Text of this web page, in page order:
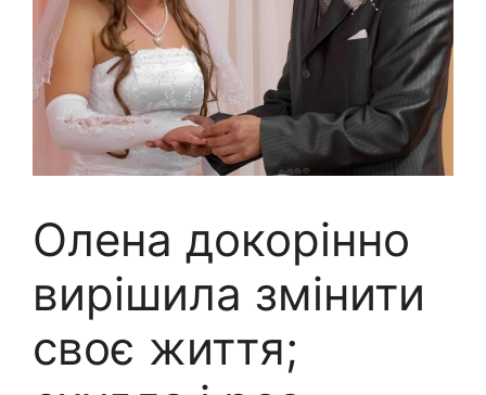
Олена докорінно
вирішила змінити
своє життя;